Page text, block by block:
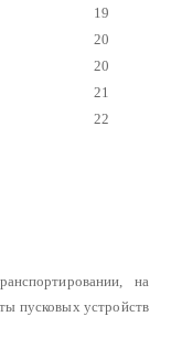
19
20
20
21
22
на
пусковых устройств